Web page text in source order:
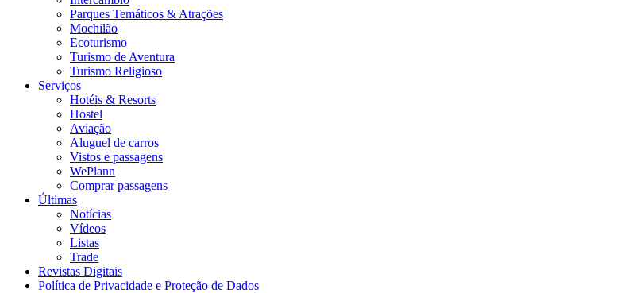
Parques Temáticos & Atrações
Mochilão
Ecoturismo
Turismo de Aventura
Turismo Religioso
Serviços
Hotéis & Resorts
Hostel
Aviação
Aluguel de carros
Vistos e passagens
WePlann
Comprar passagens
Últimas
Notícias
Vídeos
Listas
Trade
Revistas Digitais
Política de Privacidade e Proteção de Dados